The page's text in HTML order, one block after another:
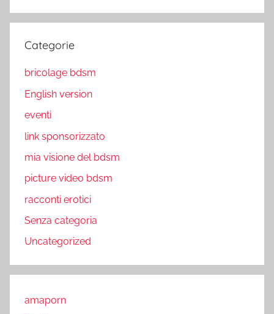
Categorie
bricolage bdsm
English version
eventi
link sponsorizzato
mia visione del bdsm
picture video bdsm
racconti erotici
Senza categoria
Uncategorized
amaporn